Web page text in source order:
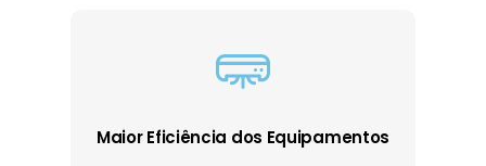
Maior Eficiência dos Equipamentos